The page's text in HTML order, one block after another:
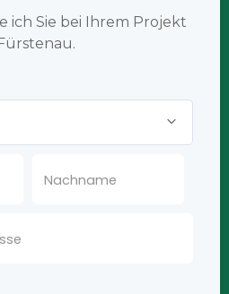
ich Sie bei Ihrem Projekt